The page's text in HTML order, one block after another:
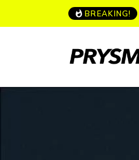
BREAKING!